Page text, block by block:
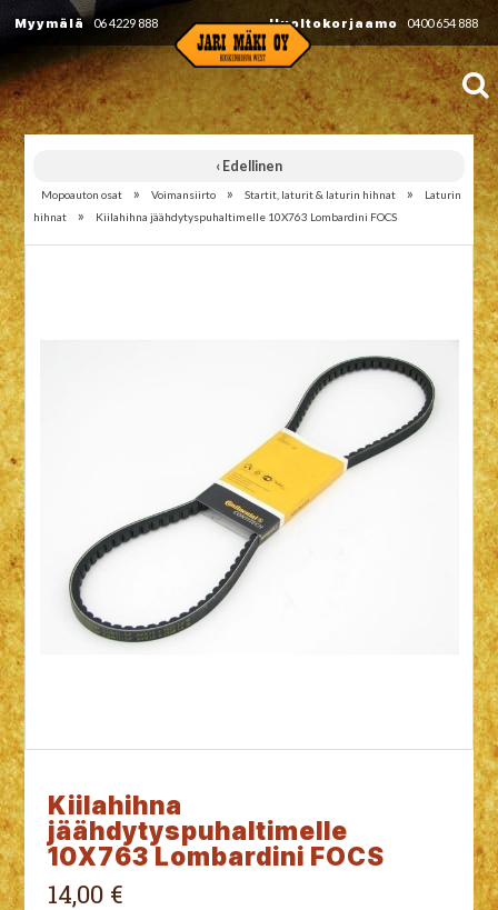
Myymälä 06 4229 888 Huoltokorjaamo 0400 654 888
‹ Edellinen
Mopoauton osat » Voimansiirto » Startit, laturit & laturin hihnat »
Laturin
hihnat
» Kiilahihna jäähdytyspuhaltimelle 10X763 Lombardini FOCS
Kiilahihna
jäähdytyspuhaltimelle
10X763 Lombardini FOCS
14,00 €